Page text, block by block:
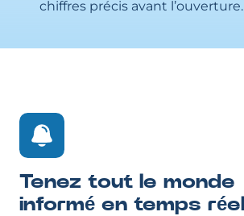
chiffres précis avant l’ouverture.
Tenez tout le monde
informé en temps réel